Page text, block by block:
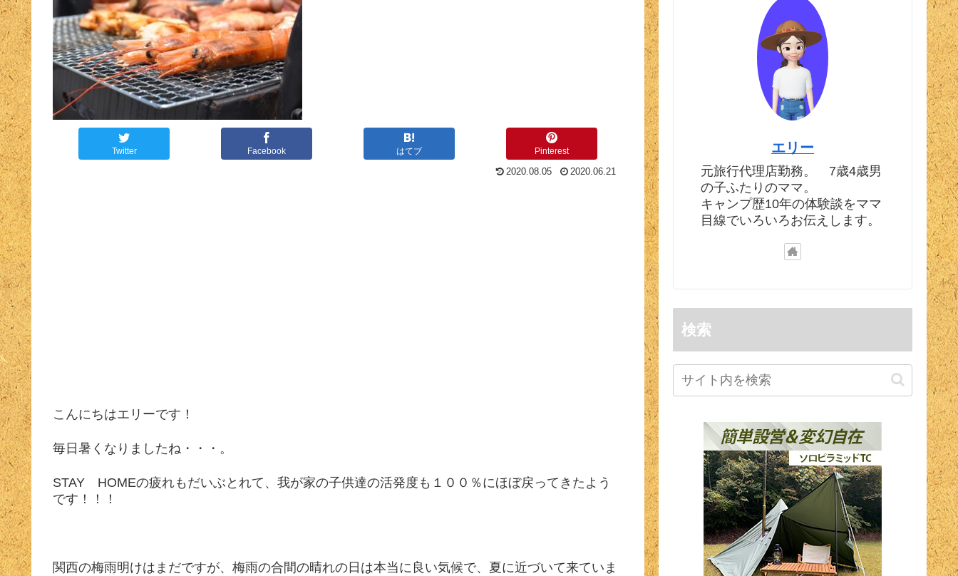
Twitter Facebook はてブ Pinterest
2020.08.05 2020.06.21
こんにちはエリーです！
毎日暑くなりましたね・・・。
STAY HOMEの疲れもだいぶとれて、我が家の子供達の活発度も１００％にほぼ戻ってきたよう
です！！！
関西の梅雨明けはまだですが、梅雨の合間の晴れの日は本当に良い気候で、夏に近づいて来ていま
エリー
元旅行代理店勤務。 7歳4歳男
の子ふたりのママ。
キャンプ歴10年の体験談をママ
目線でいろいろお伝えします。
検索